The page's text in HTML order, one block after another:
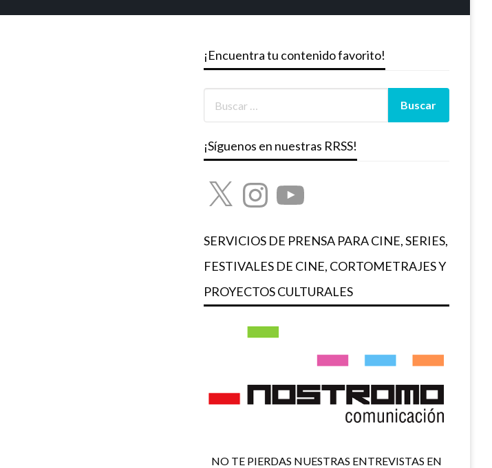
¡Encuentra tu contenido favorito!
¡Síguenos en nuestras RRSS!
X InstagramYouTube
SERVICIOS DE PRENSA PARA CINE, SERIES,
FESTIVALES DE CINE, CORTOMETRAJES Y
PROYECTOS CULTURALES
NO TE PIERDAS NUESTRAS ENTREVISTAS EN